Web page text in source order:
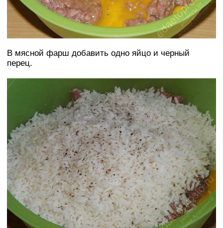
В мясной фарш добавить одно яйцо и черный
перец.